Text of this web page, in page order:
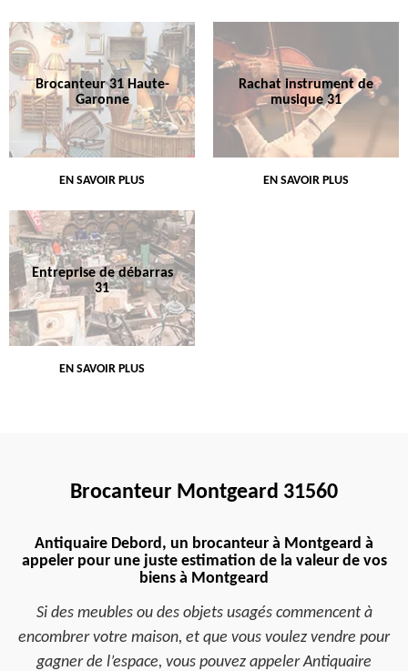
Brocanteur 31 Haute-
Garonne
EN SAVOIR PLUS
Rachat instrument de
musique 31
EN SAVOIR PLUS
Entreprise de débarras
31
EN SAVOIR PLUS
Brocanteur Montgeard 31560
Antiquaire Debord, un brocanteur à Montgeard à
appeler pour une juste estimation de la valeur de vos
biens à Montgeard
Si des meubles ou des objets usagés commencent à
encombrer votre maison, et que vous voulez vendre pour
gagner de l’espace, vous pouvez appeler Antiquaire